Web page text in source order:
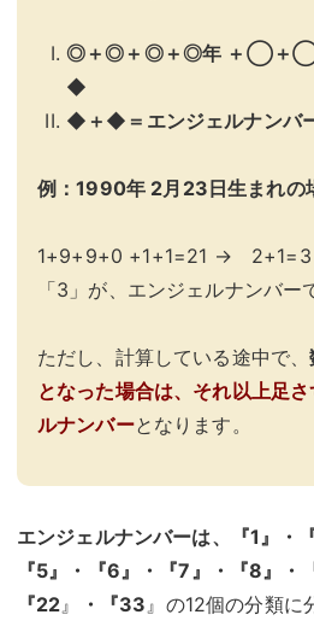
◎＋◎＋◎＋◎年 ＋◯＋
◆
◆＋◆＝エンジェルナンバ
例：1990年 2月23日生まれの
1+9+9+0 +1+1=21 → 2+1=3
「3」が、エンジェルナンバー
ただし、計算している途中で、
となった場合は、それ以上足
ルナンバーとなります。
エンジェルナンバーは、『1』・
『5』・『6』・『7』・『8』・
『22』 ・『33』の12個の分類に